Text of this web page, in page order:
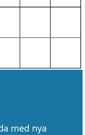
med nya